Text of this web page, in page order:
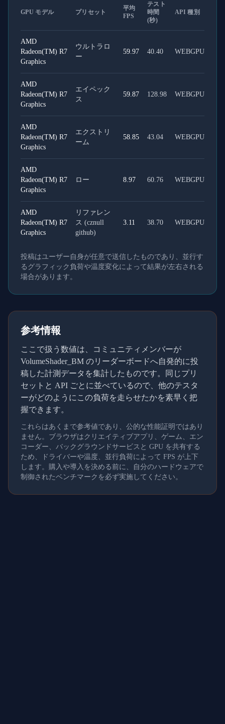
GPU モデル プリセット
平均
FPS
テスト
時間
(秒)
API 種別
AMD
Radeon(TM) R7
Graphics
ウルトラロ
ー
59.97 40.40 WEBGPU
AMD
Radeon(TM) R7
Graphics
エイペック
ス
59.87 128.98 WEBGPU
AMD
Radeon(TM) R7
Graphics
エクストリ
ーム
58.85 43.04 WEBGPU
AMD
Radeon(TM) R7
Graphics
ロー 8.97 60.76 WEBGPU
AMD
Radeon(TM) R7
Graphics
リファレン
ス (cznull
github)
3.11 38.70 WEBGPU
投稿はユーザー自身が任意で送信したものであり、並行す
るグラフィック負荷や温度変化によって結果が左右される
場合があります。
参考情報
ここで扱う数値は、コミュニティメンバーが
VolumeShader_BM のリーダーボードへ自発的に投
稿した計測データを集計したものです。同じプリ
セットと API ごとに並べているので、他のテスタ
ーがどのようにこの負荷を走らせたかを素早く把
握できます。
これらはあくまで参考値であり、公的な性能証明ではあり
ません。ブラウザはクリエイティブアプリ、ゲーム、エン
コーダー、バックグラウンドサービスと GPU を共有する
ため、ドライバーや温度、並行負荷によって FPS が上下
します。購入や導入を決める前に、自分のハードウェアで
制御されたベンチマークを必ず実施してください。